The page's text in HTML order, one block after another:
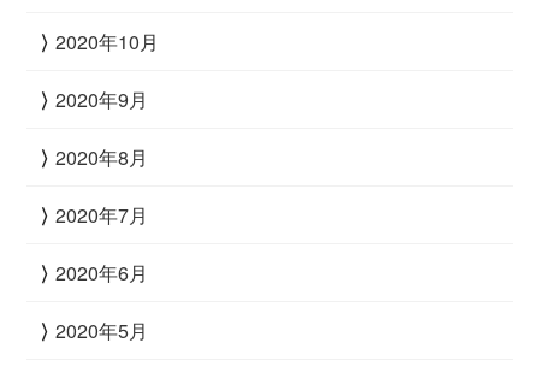
2020年10月
2020年9月
2020年8月
2020年7月
2020年6月
2020年5月